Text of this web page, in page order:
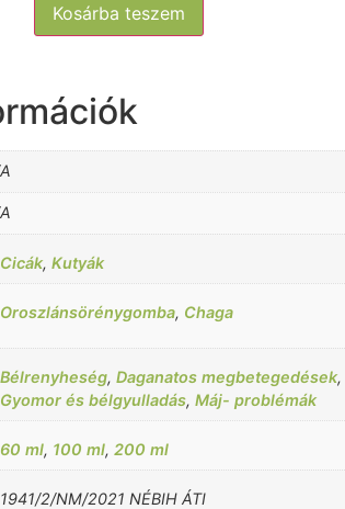
Kosárba teszem
Cicák, Kutyák
Oroszlánsörénygomba, Chaga
Bélrenyheség, Daganatos megbetegedések,
Gyomor és bélgyulladás, Máj- problémák
60 ml, 100 ml, 200 ml
1941/2/NM/2021 NÉBIH ÁTI